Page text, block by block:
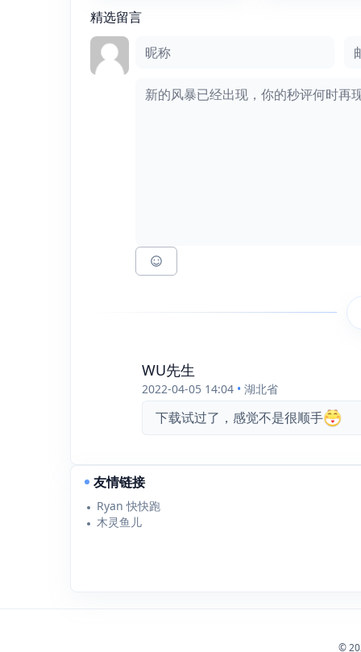
精选留言
昵称
评论框
WU先生
2022-04-05 14:04 • 湖北省
下载试过了，感觉不是很顺手
友情链接
Ryan 快快跑
木灵鱼儿
©